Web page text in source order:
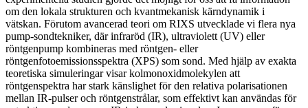
om den lokala strukturen och kvantmekanisk kärndynamik i
vätskan. Förutom avancerad teori om RIXS utvecklade vi flera nya
pump-sondtekniker, där infraröd (IR), ultraviolett (UV) eller
röntgenpump kombineras med röntgen- eller
röntgenfotoemissionsspektra (XPS) som sond. Med hjälp av exakta
teoretiska simuleringar visar kolmonoxidmolekylen att
röntgenspektra har stark känslighet för den relativa polarisationen
mellan IR-pulser och röntgenstrålar, som effektivt kan användas för